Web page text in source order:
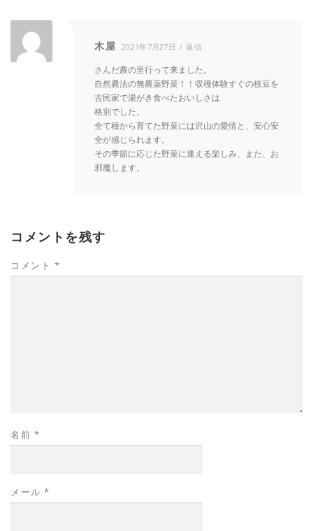
木屋 2021年7月27日 返信
さんだ農の里行って来ました。
自然農法の無農薬野菜！！収穫体験すぐの枝豆を
古民家で湯がき食べたおいしさは
格別でした。
全て種から育てた野菜には沢山の愛情と、安心安
全が感じられます。
その季節に応じた野菜に逢える楽しみ、また、お
邪魔します。
コメントを残す
コメント *
名前 *
メール *